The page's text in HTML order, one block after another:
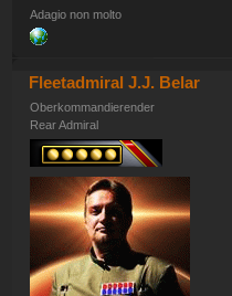
Adagio non molto
Fleetadmiral J.J. Belar
Oberkommandierender
Rear Admiral